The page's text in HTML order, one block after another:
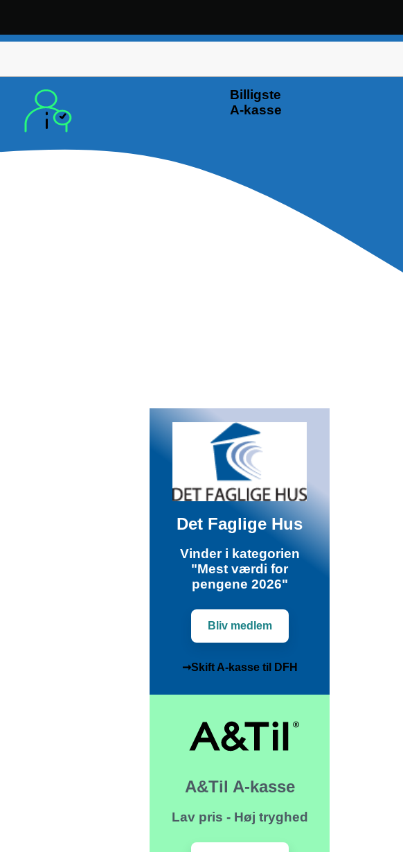
Billigste
A-kasse
Det Faglige Hus
Vinder i kategorien
"Mest værdi for
pengene 2026"
Bliv medlem
➞Skift A-kasse til DFH
A&Til A-kasse
Lav pris - Høj tryghed